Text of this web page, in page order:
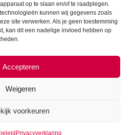
op te slaan en/of te raadplegen.
kunnen wij gegevens zoals
site verwerken. Als je geen toestemming
kan dit een nadelige invloed hebben op
Accepteren
Weigeren
voorkeuren
Privacyverklaring
Voorwaarden
(EU)
Vermogensbeheer |